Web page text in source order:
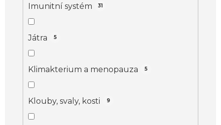
Imunitní systém 31
Játra 5
Klimakterium a menopauza 5
Klouby, svaly, kosti 9